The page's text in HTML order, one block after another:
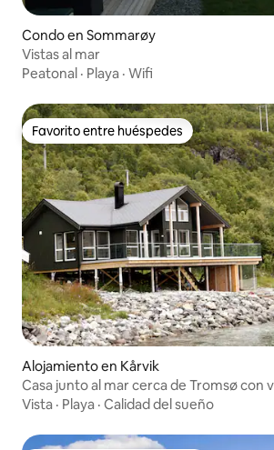
Condo en Sommarøy
Vistas al mar
Peatonal · Playa · Wifi
Favorito entre huéspedes
Favorito entre huéspedes
Alojamiento en Kårvik
Casa junto al mar cerca de Tromsø con
Vista · Playa · Calidad del sueño